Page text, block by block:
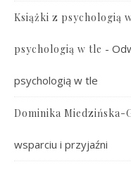
Książki z psychologią
psychologią w tle -
psychologią w tle
Dominika Miedzińska-
wsparciu i przyjaźni